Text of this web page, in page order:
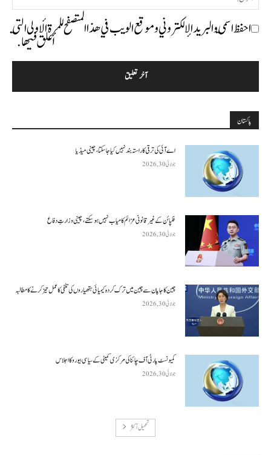
احفظ اسمي والبريد الإلكتروني وموقع الويب في هذا المتصفح للمرة الأولى التي
أعلق فيها.
پاکستان
اے آئی کی ترقی کا راستہ بند نہیں کیا جا سکتا، چینی میڈیا
جولائی 30, 2026
فلپائن کے غیر قانونی عزائم کامیاب نہیں ہو سکتے ، چینی وزارتِ دفاع
جولائی 30, 2026
چین کا جاپان سے چین میں ترک کردہ کیمیائی ہتھیاروں کی تلفی کا عمل تیز کرنے کا مطالبہ
جولائی 30, 2026
کمیونسٹ پارٹی آف چائنا کی مرکزی کمیٹی کے سیاسی بیورو کا اجلاس
جولائی 30, 2026
تحميل أكثر